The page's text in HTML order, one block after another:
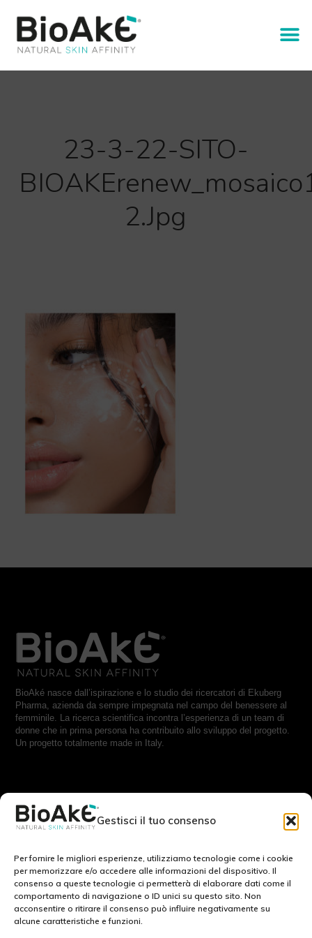
Gestisci il tuo consenso
Per fornire le migliori esperienze, utilizziamo tecnologie come i cookie
per memorizzare e/o accedere alle informazioni del dispositivo. Il
consenso a queste tecnologie ci permetterà di elaborare dati come il
comportamento di navigazione o ID unici su questo sito. Non
acconsentire o ritirare il consenso può influire negativamente su
alcune caratteristiche e funzioni.
23-3-22-SITO-
2.jpg
BioAké nasce dall’ispirazione e lo studio dei ricercatori di Ekuberg
Pharma, azienda da sempre impegnata nel campo del benessere al
femminile. La ricerca scientifica incontra l’esperienza di un team di
donne che in prima persona ha contribuito allo sviluppo del progetto.
Un progetto totalmente made in Italy.
RESTA IN CONTATTO CON NOI:
Cookie Policy (EU)
Privacy Policy